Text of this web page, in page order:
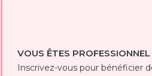
VOUS ÊTES PROFESSIONNEL
Inscrivez-vous pour bénéficier